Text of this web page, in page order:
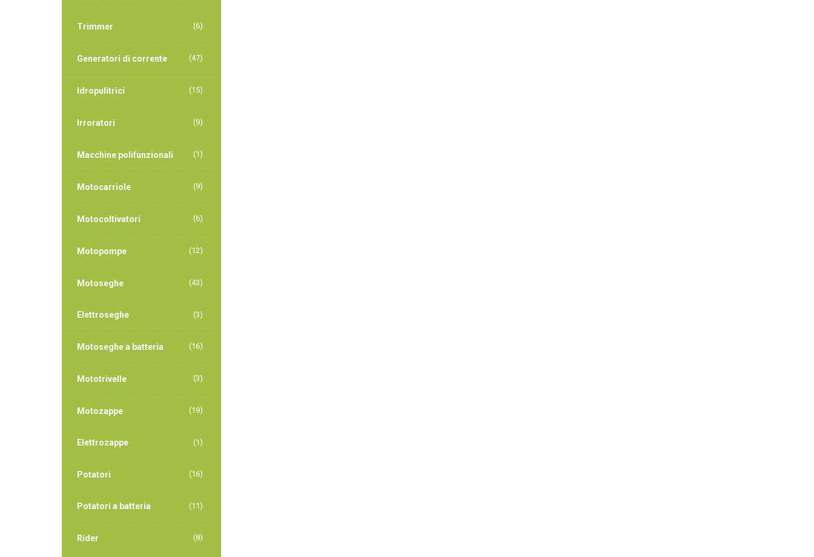
Trimmer (6)
Generatori di corrente (47)
Idropulitrici (15)
Irroratori (9)
Macchine polifunzionali (1)
Motocarriole (9)
Motocoltivatori (6)
Motopompe (12)
Motoseghe (43)
Elettroseghe (3)
Motoseghe a batteria (16)
Mototrivelle (3)
Motozappe (19)
Elettrozappe (1)
Potatori (16)
Potatori a batteria (11)
Rider (8)